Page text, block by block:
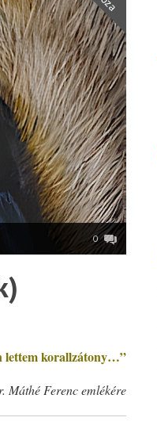
0
lettem korallzátony…”
Máthé Ferenc emlékére